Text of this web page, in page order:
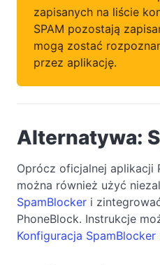
zapisanych na liście
SPAM pozostają
mogą zostać
przez aplikację.
Alternatywa:
Oprócz oficjalnej aplikacji
można również użyć
SpamBlocker i
PhoneBlock. Instrukcje
Konfiguracja